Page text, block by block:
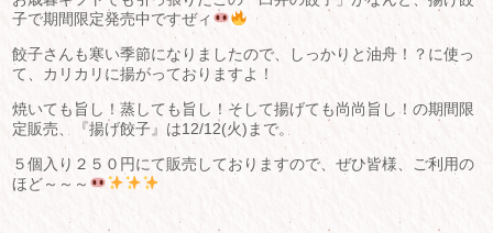
子で期間限定発売中ですぜィ
餃子さんも寒い季節になりましたので、しっかりと油舟！？に使っ
て、カリカリに揚がっておりますよ！
焼いても旨し！蒸しても旨し！そして揚げても尚尚旨し！の期間限
定販売、『揚げ餃子』は12/12(火)まで。
５個入り２５０円にて販売しておりますので、ぜひ皆様、ご利用の
ほど～～～